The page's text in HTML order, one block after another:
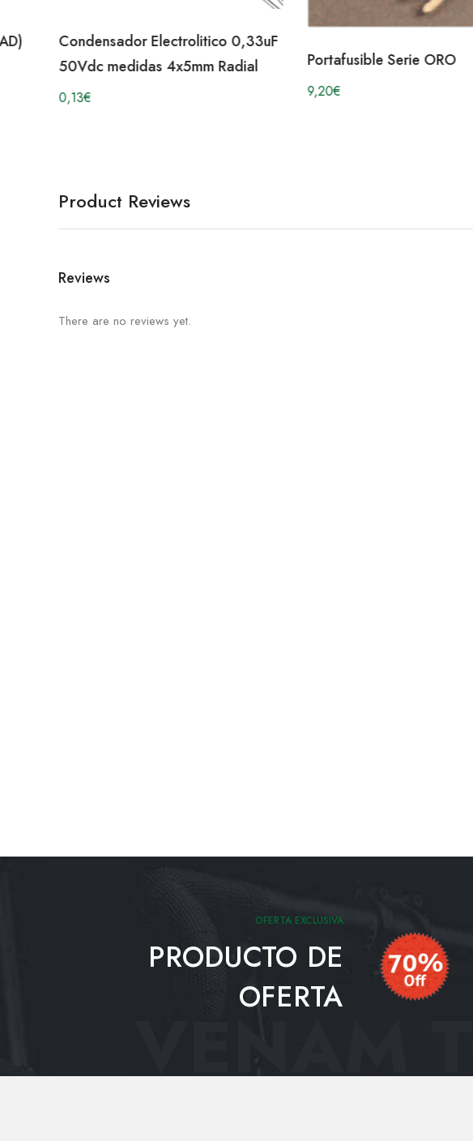
Condensador Electrolitico 0,33uF
50Vdc medidas 4x5mm Radial
0,13€
Portafusible Serie ORO
9,20€
Product Reviews
Reviews
There are no reviews yet.
OFERTA EXCLUSIVA
PRODUCTO DE
OFERTA
VENAM